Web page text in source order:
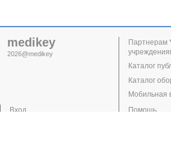
medikey
2026@medikey
Вход
Партнерам
Каталог
Каталог
Мобильная
Помощь